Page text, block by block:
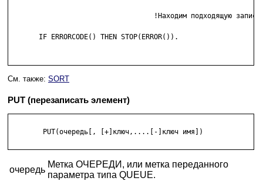
       IF ERRORCODE() THEN STOP(ERROR()).
См. также: SORT
PUT (перезаписать элемент)
        PUT(очередь[, [+]ключ,....[-]ключ имя])
очередь
Метка ОЧЕРЕДИ, или метка переданного
параметра типа QUEUE.